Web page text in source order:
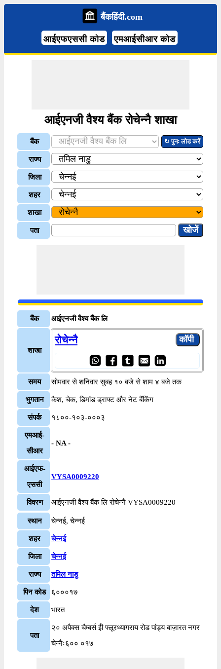
बैंकहिंदी.com
आईएफएससी कोड एमआईसीआर कोड
आईएनजी वैश्य बैंक रोचेन्नै शाखा
बैंक ↻ पुनः लोड करें
राज्य
जिला
शहर
शाखा
पता
बैंक आईएनजी वैश्य बैंक लि
शाखा
रोचेन्नै
समय सोमवार से शनिवार सुबह १० बजे से शाम ४ बजे तक
भुगतान कैश, चेक, डिमांड ड्राफ्ट और नेट बैंकिंग
संपर्क १८००-१०३-०००३
एमआई-
सीआर
- NA -
आईएफ-
एससी
VYSA0009220
विवरण आईएनजी वैश्य बैंक लि रोचेन्नै VYSA0009220
स्थान चेन्नई, चेन्नई
शहर चेन्नई
जिला चेन्नई
राज्य तमिल नाडु
पिन कोड ६०००१७
देश भारत
पता
२० अपैक्स चैम्बर्स ईी फ्लूरथ्यागराय रोड पांड्य बाज़ारत नगर
चेन्नैः६०० ०१७